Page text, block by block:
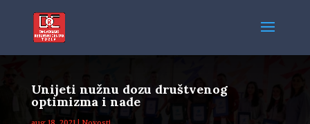
Unijeti nužnu dozu društvenog
optimizma i nade